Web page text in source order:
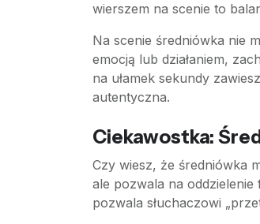
wierszem na scenie to
Na scenie średniówka nie
emocją lub działaniem,
na ułamek sekundy
autentyczna.
Ciekawostka:
Czy wiesz, że średniówka
ale pozwala na
pozwala słuchaczowi